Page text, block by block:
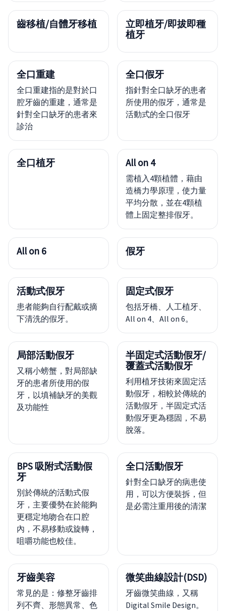
齒移植/自體牙移植
立即植牙/即拔即種
植牙
全口重建
全口重建指的是對於口
腔牙齒的重建，通常是
針對全口缺牙的患者來
診治
全口假牙
指針對全口缺牙的患者
所使用的假牙，通常是
活動式的全口假牙
全口植牙 All on 4
需植入4顆植體，藉由
造橋力學原理，使力量
平均分散，並在4顆植
體上固定整排假牙。
All on 6 假牙
活動式假牙
患者能夠自行配戴或摘
下清洗的假牙。
固定式假牙
包括牙橋、人工植牙、
All on 4、All on 6。
局部活動假牙
又稱小螃蟹，對局部缺
牙的患者所使用的假
牙，以填補缺牙的美觀
及功能性
半固定式活動假牙/
覆蓋式活動假牙
利用植牙技術來固定活
動假牙，相較於傳統的
活動假牙，半固定式活
動假牙更為穩固，不易
脫落。
BPS 吸附式活動假
牙
別於傳統的活動式假
牙，主要優勢在於能夠
更穩定地吻合在口腔
內，不易移動或旋轉，
咀嚼功能也較佳。
全口活動假牙
針對全口缺牙的病患使
用，可以方便裝拆，但
是必需注重用後的清潔
牙齒美容
常見的是：修整牙齒排
列不齊、形態異常、色
微笑曲線設計(DSD)
牙齒微笑曲線，又稱
Digital Smile Design。